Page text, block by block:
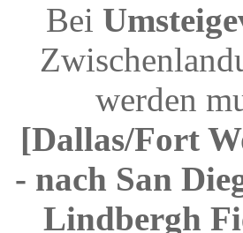
Bei
werden
[Dallas/Fort
- nach San
Lindbergh